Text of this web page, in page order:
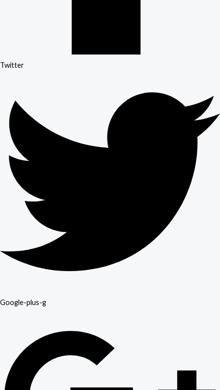
Twitter
Google-plus-g